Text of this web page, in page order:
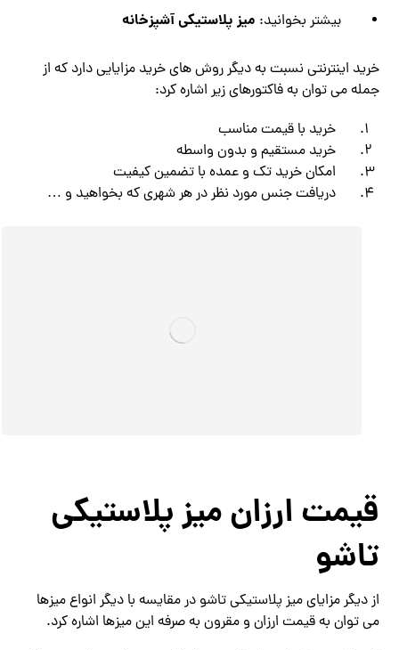
بیشتر بخوانید: میز پلاستیکی آشپزخانه
خرید اینترنتی نسبت به دیگر روش های خرید مزایایی دارد که از
جمله می توان به فاکتورهای زیر اشاره کرد:
خرید با قیمت مناسب
خرید مستقیم و بدون واسطه
امکان خرید تک و عمده با تضمین کیفیت
دریافت جنس مورد نظر در هر شهری که بخواهید و …
قیمت ارزان میز پلاستیکی
تاشو
از دیگر مزایای میز پلاستیکی تاشو در مقایسه با دیگر انواع میزها
می توان به قیمت ارزان و مقرون به صرفه این میزها اشاره کرد.